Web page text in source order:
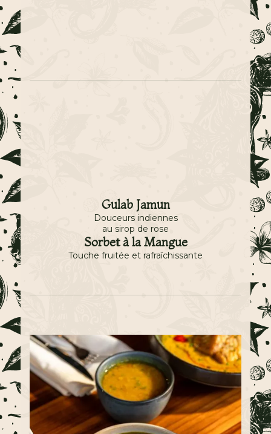
Gulab Jamun
Douceurs indiennes
au sirop de rose
Sorbet à la Mangue
Touche fruitée et rafraîchissante